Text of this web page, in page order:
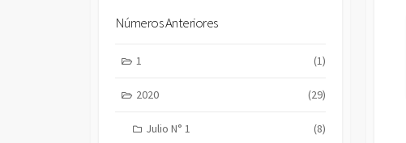
Números Anteriores
1 (1)
2020 (29)
Julio N° 1 (8)